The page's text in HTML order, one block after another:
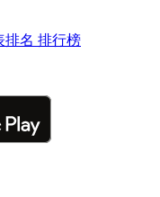
排名 排行榜